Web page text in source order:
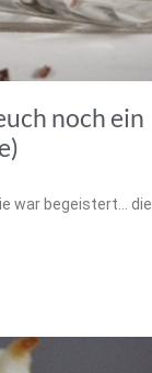
noch ein
war begeistert… die